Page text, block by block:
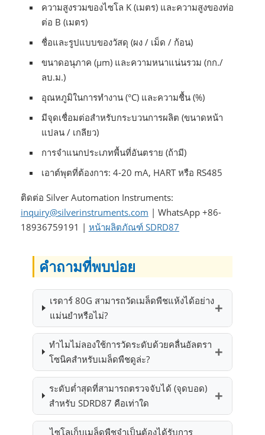
ความสูงรวมของไซโล K (เมตร) และความสูงของท่อ
ต่อ B (เมตร)
ชื่อและรูปแบบของวัสดุ (ผง / เม็ด / ก้อน)
ขนาดอนุภาค (μm) และความหนาแน่นรวม (กก./
ลบ.ม.)
อุณหภูมิในการทำงาน (°C) และความชื้น (%)
มีจุดเชื่อมต่อสำหรับกระบวนการผลิต (ขนาดหน้า
แปลน / เกลียว)
การจำแนกประเภทพื้นที่อันตราย (ถ้ามี)
เอาต์พุตที่ต้องการ: 4-20 mA, HART หรือ RS485
ติดต่อ Silver Automation Instruments:
inquiry@silverinstruments.com | WhatsApp +86-
18936759191 | หน้าผลิตภัณฑ์ SDRD87
คำถามที่พบบ่อย
เรดาร์ 80G สามารถวัดเมล็ดพืชแห้งได้อย่าง
แม่นยำหรือไม่?
ทำไมไม่ลองใช้การวัดระดับด้วยคลื่นอัลตรา
โซนิคสำหรับเมล็ดพืชดูล่ะ?
ระดับต่ำสุดที่สามารถตรวจจับได้ (จุดบอด)
สำหรับ SDRD87 คือเท่าใด
ไซโลเก็บเมล็ดพืชจำเป็นต้องได้รับการ